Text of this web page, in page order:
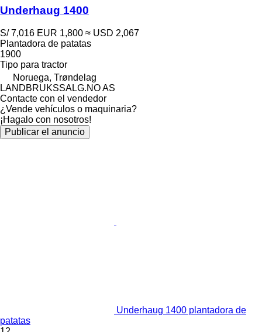
Underhaug 1400
S/ 7,016 EUR 1,800 ≈ USD 2,067
Plantadora de patatas
1900
Tipo para tractor
Noruega, Trøndelag
LANDBRUKSSALG.NO AS
Contacte con el vendedor
¿Vende vehículos o maquinaria?
¡Hagalo con nosotros!
Publicar el anuncio
Underhaug 1400 plantadora de
patatas